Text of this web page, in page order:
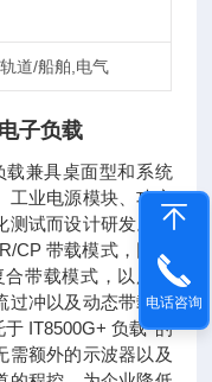
道/船舶,电气
子负载
载兼具桌面型和系统
工业电源模块、功率
测试而设计研发。该
CP 带载模式，同时
合带载模式，以广泛
过冲以及动态带载方
IT8500G+ 负载*的
需额外的示波器以及
电话咨询